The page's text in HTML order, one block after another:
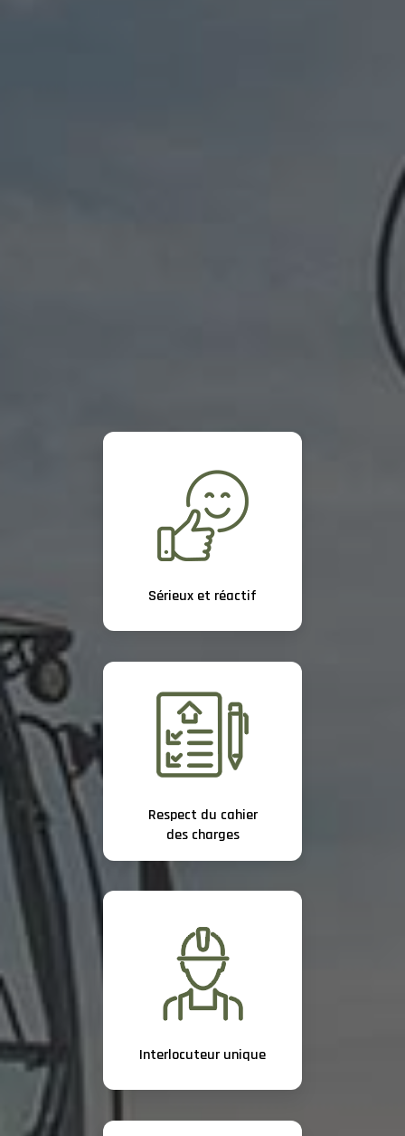
Sérieux et réactif
Respect du cahier
des charges
Interlocuteur unique